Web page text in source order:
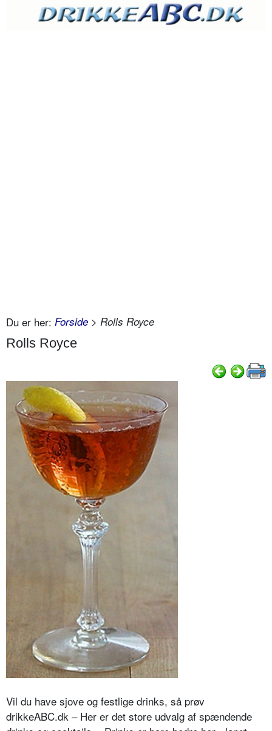
Du er her: Forside > Rolls Royce
Rolls Royce
Vil du have sjove og festlige drinks, så prøv
drikkeABC.dk – Her er det store udvalg af spændende